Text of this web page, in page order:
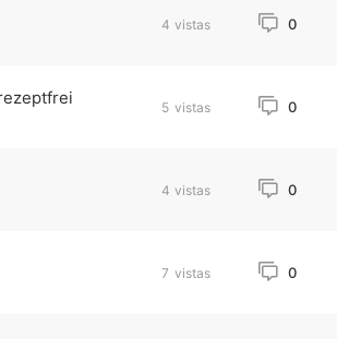
4 vistas 0
5 vistas 0
4 vistas 0
7 vistas 0